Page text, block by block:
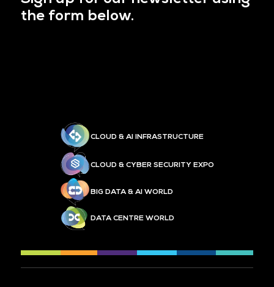
the form below.
CLOUD & AI INFRASTRUCTURE
CLOUD & CYBER SECURITY EXPO
BIG DATA & AI WORLD
DATA CENTRE WORLD